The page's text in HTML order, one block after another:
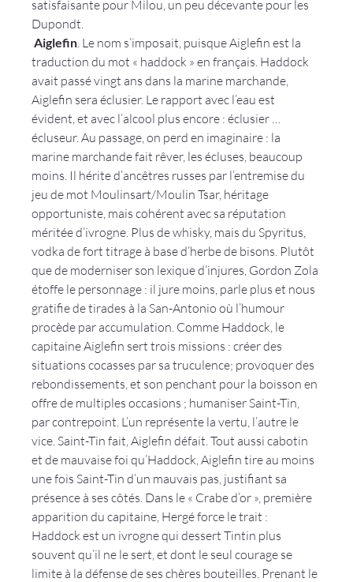
satisfaisante pour Milou, un peu décevante pour les
Dupondt.
Aiglefin . Le nom s’imposait, puisque Aiglefin est la
traduction du mot « haddock » en français. Haddock
avait passé vingt ans dans la marine marchande,
Aiglefin sera éclusier. Le rapport avec l’eau est
évident, et avec l’alcool plus encore : éclusier …
écluseur. Au passage, on perd en imaginaire : la
marine marchande fait rêver, les écluses, beaucoup
moins. Il hérite d’ancêtres russes par l’entremise du
jeu de mot Moulinsart/Moulin Tsar, héritage
opportuniste, mais cohérent avec sa réputation
méritée d’ivrogne. Plus de whisky, mais du Spyritus,
vodka de fort titrage à base d’herbe de bisons. Plutôt
que de moderniser son lexique d’injures, Gordon Zola
étoffe le personnage : il jure moins, parle plus et nous
gratifie de tirades à la San-Antonio où l’humour
procède par accumulation. Comme Haddock, le
capitaine Aiglefin sert trois missions : créer des
situations cocasses par sa truculence; provoquer des
rebondissements, et son penchant pour la boisson en
offre de multiples occasions ; humaniser Saint-Tin,
par contrepoint. L’un représente la vertu, l’autre le
vice. Saint-Tin fait, Aiglefin défait. Tout aussi cabotin
et de mauvaise foi qu’Haddock, Aiglefin tire au moins
une fois Saint-Tin d’un mauvais pas, justifiant sa
présence à ses côtés. Dans le « Crabe d’or », première
apparition du capitaine, Hergé force le trait :
Haddock est un ivrogne qui dessert Tintin plus
souvent qu’il ne le sert, et dont le seul courage se
limite à la défense de ses chères bouteilles. Prenant le